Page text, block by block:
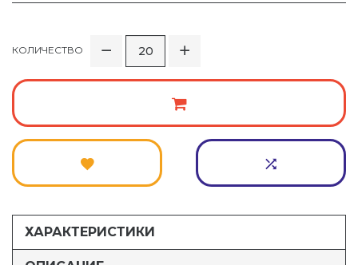
КОЛИЧЕСТВО
ХАРАКТЕРИСТИКИ